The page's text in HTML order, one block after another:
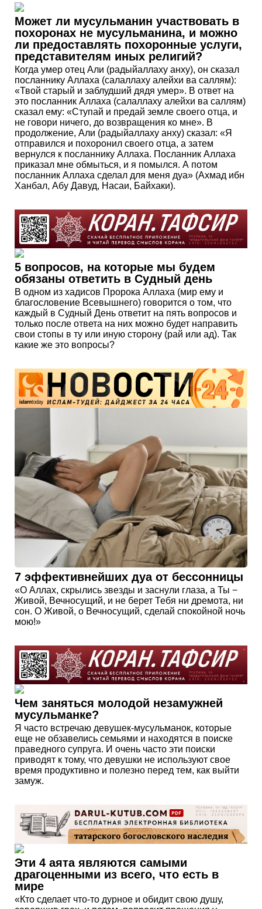
Может ли мусульманин участвовать в
похоронах не мусульманина, и можно
ли предоставлять похоронные услуги,
представителям иных религий?
Когда умер отец Али (радыйаллаху анху), он сказал
посланнику Аллаха (салаллаху алейхи ва саллям):
«Твой старый и заблудший дядя умер». В ответ на
это посланник Аллаха (салаллаху алейхи ва саллям)
сказал ему: «Ступай и предай земле своего отца, и
не говори ничего, до возвращения ко мне». В
продолжение, Али (радыйаллаху анху) сказал: «Я
отправился и похоронил своего отца, а затем
вернулся к посланнику Аллаха. Посланник Аллаха
приказал мне обмыться, и я помылся. А потом
посланник Аллаха сделал для меня дуа» (Ахмад ибн
Ханбал, Абу Давуд, Насаи, Байхаки).
5 вопросов, на которые мы будем
обязаны ответить в Судный день
В одном из хадисов Пророка Аллаха (мир ему и
благословение Всевышнего) говорится о том, что
каждый в Судный День ответит на пять вопросов и
только после ответа на них можно будет направить
свои стопы в ту или иную сторону (рай или ад). Так
какие же это вопросы?
7 эффективнейших дуа от бессонницы
«О Аллах, скрылись звезды и заснули глаза, а Ты −
Живой, Вечносущий, и не берет Тебя ни дремота, ни
сон. О Живой, о Вечносущий, сделай спокойной ночь
мою!»
Чем заняться молодой незамужней
мусульманке?
Я часто встречаю девушек-мусульманок, которые
еще не обзавелись семьями и находятся в поиске
праведного супруга. И очень часто эти поиски
приводят к тому, что девушки не используют свое
время продуктивно и полезно перед тем, как выйти
замуж.
Эти 4 аята являются самыми
драгоценными из всего, что есть в
мире
«Кто сделает что-то дурное и обидит свою душу,